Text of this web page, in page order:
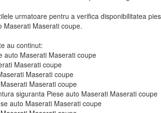
urmatoare pentru a verifica disponibilitatea
Maserati Maserati coupe.
au continut:
auto Maserati Maserati coupe
Maserati coupe
Maserati coupe
Maserati coupe
siguranta Piese auto Maserati Maserati coupe
auto Maserati Maserati coupe